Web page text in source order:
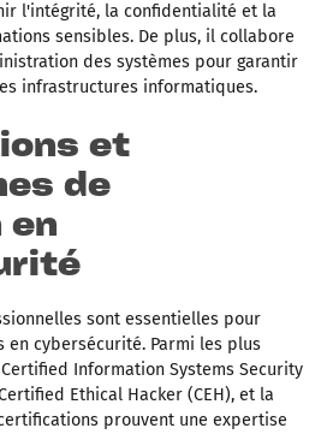
l'intégrité, la confidentialité et la
sensibles. De plus, il collabore
des systèmes pour garantir
infrastructures informatiques.
et
de
en
sont essentielles pour
en cybersécurité. Parmi les plus
Information Systems Security
Ethical Hacker (CEH), et la
certifications prouvent une expertise